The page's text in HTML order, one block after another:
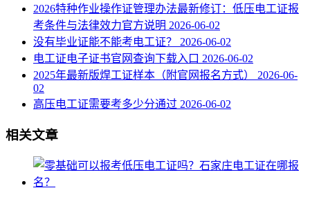
2026特种作业操作证管理办法最新修订：低压电工证报
考条件与法律效力官方说明 2026-06-02
没有毕业证能不能考电工证？ 2026-06-02
电工证电子证书官网查询下载入口 2026-06-02
2025年最新版焊工证样本（附官网报名方式） 2026-06-
02
高压电工证需要考多少分通过 2026-06-02
相关文章